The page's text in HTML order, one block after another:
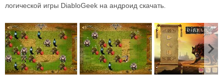
логической игры DiabloGeek на андроид скачать.